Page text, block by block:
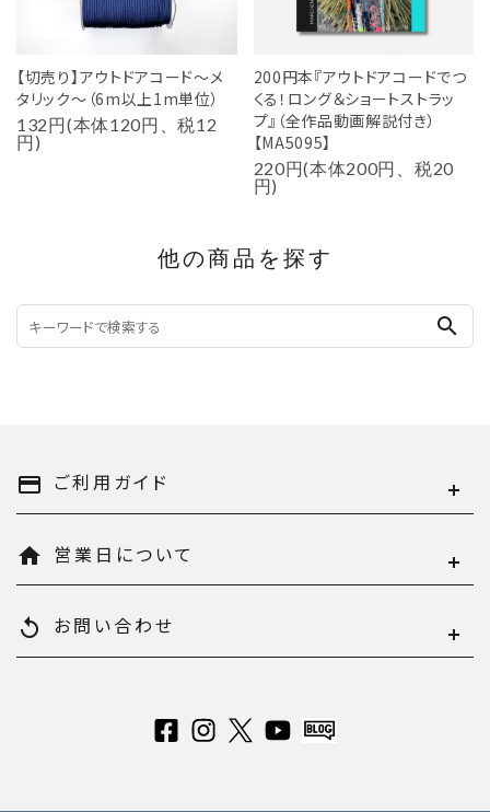
【切売り】アウトドアコード～メ
タリック～（6m以上1m単位）
132円(本体120円、税12
円)
200円本『アウトドアコードでつ
くる！ロング＆ショートストラッ
プ』（全作品動画解説付き）
【MA5095】
220円(本体200円、税20
円)
他の商品を探す
search
payment ご利用ガイド
home 営業日について
replay お問い合わせ